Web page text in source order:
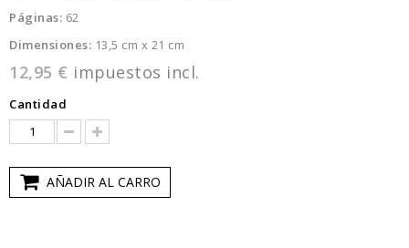
Páginas: 62
Dimensiones: 13,5 cm x 21 cm
12,95 € impuestos incl.
Cantidad
AÑADIR AL CARRO